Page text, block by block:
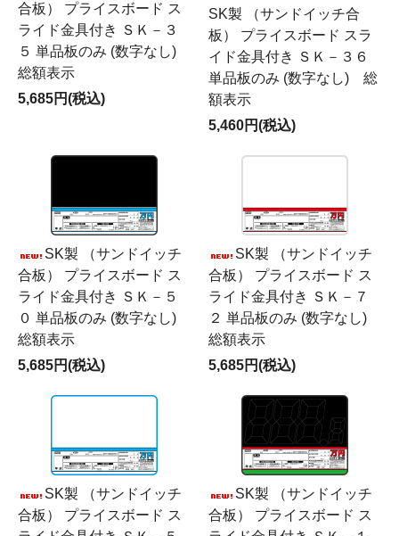
合板） プライスボード ス
ライド金具付き ＳＫ－３
５ 単品板のみ (数字なし)
総額表示
5,685円(税込)
SK製 （サンドイッチ合
板） プライスボード スラ
イド金具付き ＳＫ－３６
単品板のみ (数字なし) 総
額表示
5,460円(税込)
SK製 （サンドイッチ
合板） プライスボード ス
ライド金具付き ＳＫ－５
０ 単品板のみ (数字なし)
総額表示
5,685円(税込)
SK製 （サンドイッチ
合板） プライスボード ス
ライド金具付き ＳＫ－７
２ 単品板のみ (数字なし)
総額表示
5,685円(税込)
SK製 （サンドイッチ
合板） プライスボード ス
SK製 （サンドイッチ
合板） プライスボード ス